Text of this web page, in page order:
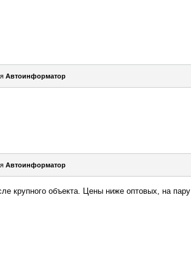
Автоинформатор
Автоинформатор
крупного объекта. Цены ниже оптовых, на пару